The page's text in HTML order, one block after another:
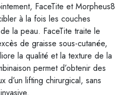
FaceTite et Morpheus8
à la fois les couches
la peau. FaceTite traite le
de graisse sous-cutanée,
la qualité et la texture de la
permet d’obtenir des
d’un lifting chirurgical, sans